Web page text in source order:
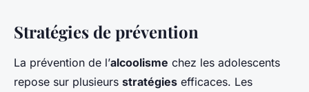
Stratégies de prévention
La prévention de l’alcoolisme chez les adolescents
repose sur plusieurs stratégies efficaces. Les